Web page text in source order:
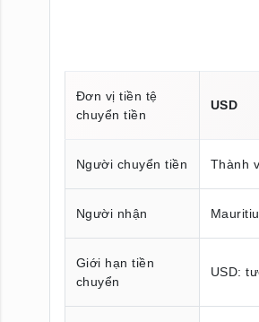
Đơn vị tiền tệ
chuyển tiền
USD
Người chuyển tiền Thành
Người nhận
Giới hạn tiền
chuyển
USD: